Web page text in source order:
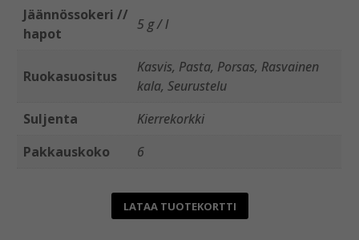
Jäännössokeri //
hapot
5 g / l
Ruokasuositus
Kasvis, Pasta, Porsas, Rasvainen
kala, Seurustelu
Suljenta
Kierrekorkki
Pakkauskoko
6
LATAA TUOTEKORTTI